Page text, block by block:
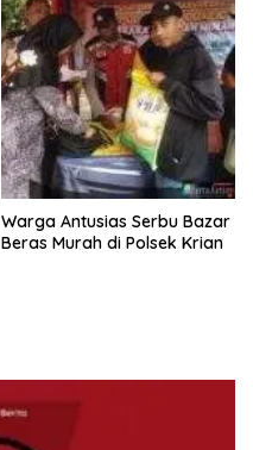
Warga Antusias Serbu Bazar
Beras Murah di Polsek Krian